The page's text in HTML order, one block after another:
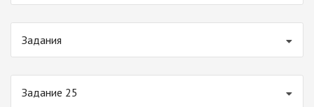
Задания
Задание 25